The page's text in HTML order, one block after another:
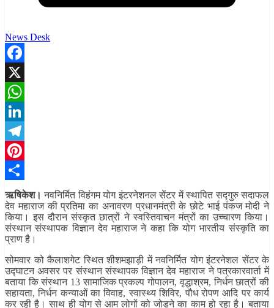
News Desk
Facebook
X
WhatsApp
LinkedIn
Telegram
Pinterest
Share
ऋषिकेश। नवनिर्मित विहंगम योग इंटरनेशनल सेंटर में स्थापित सद्गुरु सदाफल
देव महाराज की प्रतिमा का अनावरण प्रधानमंत्री के छोटे भाई पंकज मोदी ने
किया। इस दौरान संस्कृत छात्रों ने स्वस्तिवाचन मंत्रों का उच्चारण किया।
संस्थान संस्थापक विज्ञान देव महाराज ने कहा कि योग भारतीय संस्कृति का
प्राण है।
सोमवार को कैलाशगेट स्थित शीशमझाड़ी में नवनिर्मित योग इंटरनेशल सेंटर के
उद्घाटन अवसर पर संस्थान संस्थापक विज्ञान देव महाराज ने पत्रकारवार्ता में
बताया कि संस्थान 13 सामाजिक प्रकल्प गोपालन, वृद्धाश्रम, निर्धन छात्रों की
सहायता, निर्धन कन्याओं का विवाह, स्वास्थ्य शिविर, पौध रोपण आदि पर कार्य
कर रही है। साथ ही योग से आम लोगों को जोड़ने का काम हो रहा है। बताया